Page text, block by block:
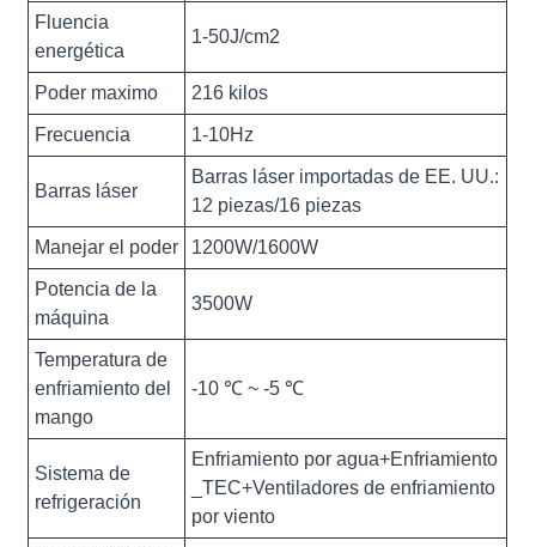
Fluencia
energética
1-50J/cm2
Poder maximo 216 kilos
Frecuencia 1-10Hz
Barras láser
Barras láser importadas de EE. UU.:
12 piezas/16 piezas
Manejar el poder 1200W/1600W
Potencia de la
máquina
3500W
Temperatura de
enfriamiento del
mango
-10 ℃ ~ -5 ℃
Sistema de
refrigeración
Enfriamiento por agua+Enfriamiento
_TEC+Ventiladores de enfriamiento
por viento